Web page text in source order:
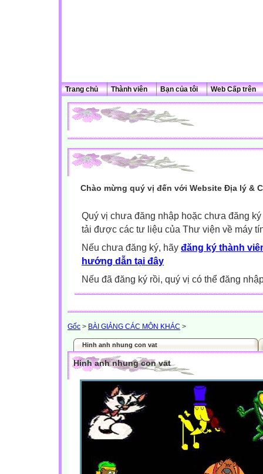
Trang chủ Thành viên Bạn của tôi Web Cấp trên
Chào mừng quý vị đến với Website Địa lý &
Quý vị chưa đăng nhập hoặc chưa đăng
tải được các tư liệu của Thư viện về máy
Nếu chưa đăng ký, hãy đăng ký thành
hướng dẫn tại đây
Nếu đã đăng ký rồi, quý vị có thể đăng
Gốc > BÀI GIẢNG CÁC MÔN KHÁC >
Hinh anh nhung con vat
Hinh anh nhung con vat